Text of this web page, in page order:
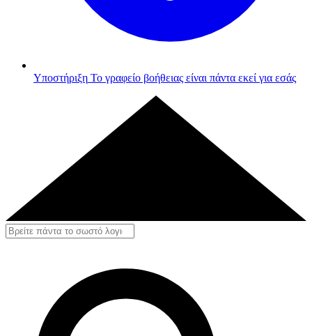
Υποστήριξη Το γραφείο βοήθειας είναι πάντα εκεί για εσάς